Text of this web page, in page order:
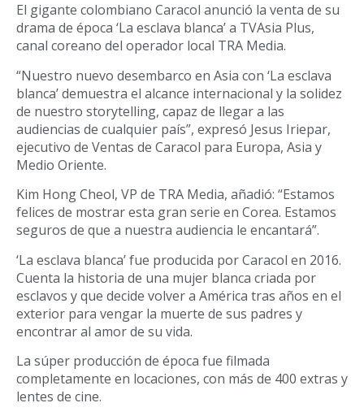
El gigante colombiano Caracol anunció la venta de su
drama de época ‘La esclava blanca’ a TVAsia Plus,
canal coreano del operador local TRA Media.
“Nuestro nuevo desembarco en Asia con ‘La esclava
blanca’ demuestra el alcance internacional y la solidez
de nuestro storytelling, capaz de llegar a las
audiencias de cualquier país”, expresó Jesus Iriepar,
ejecutivo de Ventas de Caracol para Europa, Asia y
Medio Oriente.
Kim Hong Cheol, VP de TRA Media, añadió: “Estamos
felices de mostrar esta gran serie en Corea. Estamos
seguros de que a nuestra audiencia le encantará”.
‘La esclava blanca’ fue producida por Caracol en 2016.
Cuenta la historia de una mujer blanca criada por
esclavos y que decide volver a América tras años en el
exterior para vengar la muerte de sus padres y
encontrar al amor de su vida.
La súper producción de época fue filmada
completamente en locaciones, con más de 400 extras y
lentes de cine.